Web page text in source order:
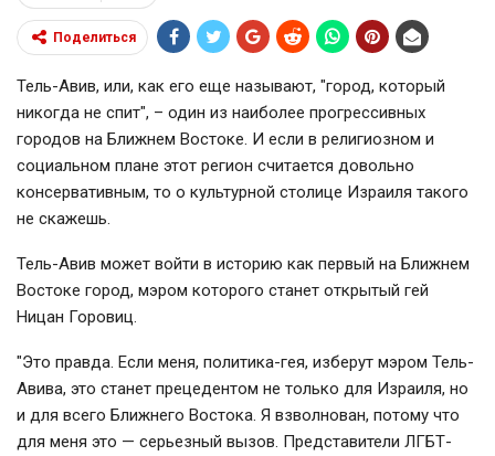
Поделиться
Тель-Авив, или, как его еще называют, "город, который
никогда не спит", – один из наиболее прогрессивных
городов на Ближнем Востоке. И если в религиозном и
социальном плане этот регион считается довольно
консервативным, то о культурной столице Израиля такого
не скажешь.
Тель-Авив может войти в историю как первый на Ближнем
Востоке город, мэром которого станет открытый гей
Ницан Горовиц.
"Это правда. Если меня, политика-гея, изберут мэром Тель-
Авива, это станет прецедентом не только для Израиля, но
и для всего Ближнего Востока. Я взволнован, потому что
для меня это — серьезный вызов. Представители ЛГБТ-